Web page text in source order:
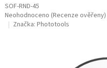
SOF-RND-45
Průměrné
hodnocení
Neohodnoceno (Recenze ověřeny)
Značka: Phototools